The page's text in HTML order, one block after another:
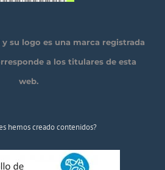
su logo es una marca registrada
a los titulares de esta
web.
hemos creado contenidos?